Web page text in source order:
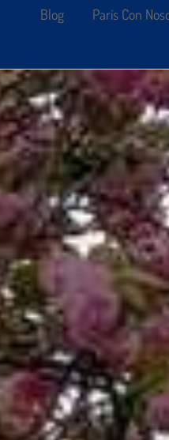
Blog París Con